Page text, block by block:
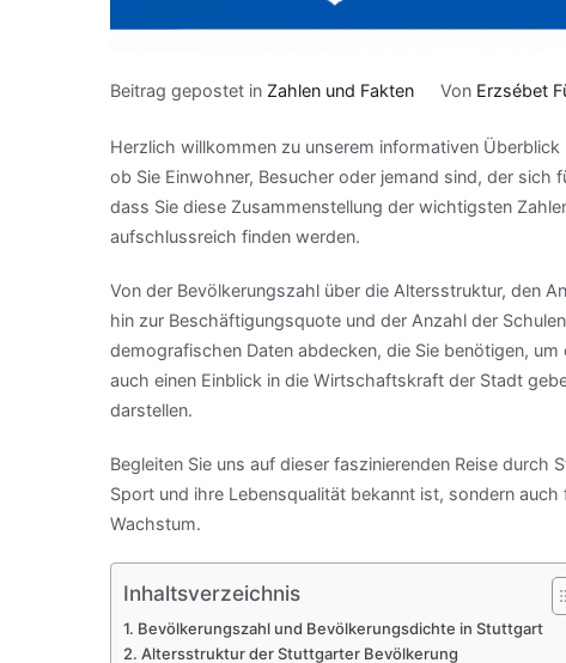
Beitrag gepostet in Zahlen und Fakten Von Erzsébet
Herzlich willkommen zu unserem informativen
ob Sie Einwohner, Besucher oder jemand sind, der
dass Sie diese Zusammenstellung der wichtigsten
aufschlussreich finden werden.
Von der Bevölkerungszahl über die Altersstruktur, den
hin zur Beschäftigungsquote und der Anzahl der
demografischen Daten abdecken, die Sie benötigen,
auch einen Einblick in die Wirtschaftskraft der Stadt
darstellen.
Begleiten Sie uns auf dieser faszinierenden Reise durch
Sport und ihre Lebensqualität bekannt ist, sondern
Wachstum.
Inhaltsverzeichnis
Bevölkerungszahl und Bevölkerungsdichte in Stuttgart
Altersstruktur der Stuttgarter Bevölkerung